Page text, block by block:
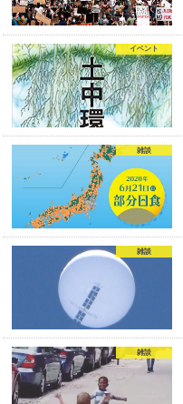
イベント
雑談
雑談
雑談